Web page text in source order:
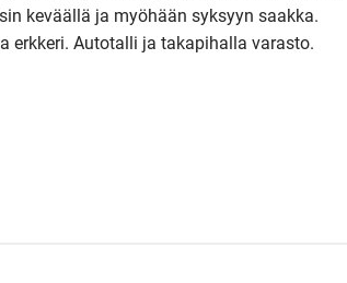
keväällä ja myöhään syksyyn saakka.
erkkeri. Autotalli ja takapihalla varasto.